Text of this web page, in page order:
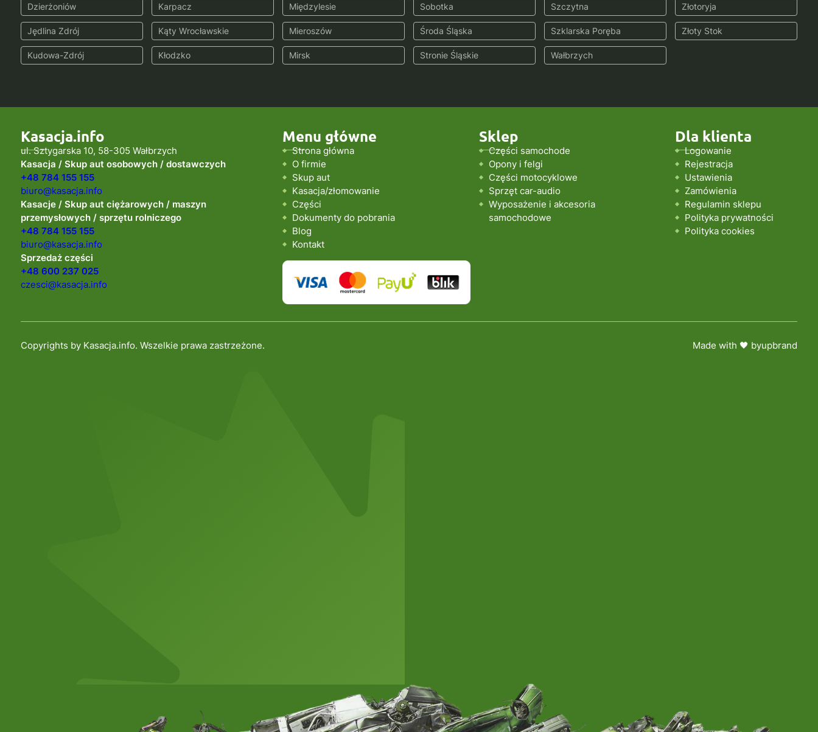
Dzierżoniów
Jędlina Zdrój
Kudowa-Zdrój
Karpacz
Kąty Wrocławskie
Kłodzko
Międzylesie
Mieroszów
Mirsk
Sobotka
Środa Śląska
Stronie Śląskie
Szczytna
Szklarska Poręba
Wałbrzych
Złotoryja
Złoty Stok
Kasacja.info
ul. Sztygarska 10, 58-305 Wałbrzych
Kasacja / Skup aut osobowych / dostawczych
+48 784 155 155
biuro@kasacja.info
Kasacje / Skup aut ciężarowych / maszyn
przemysłowych / sprzętu rolniczego
+48 784 155 155
biuro@kasacja.info
Sprzedaż części
+48 600 237 025
czesci@kasacja.info
Menu główne
Strona główna
O firmie
Skup aut
Kasacja/złomowanie
Części
Dokumenty do pobrania
Blog
Kontakt
Sklep
Części samochode
Opony i felgi
Części motocyklowe
Sprzęt car-audio
Wyposażenie i akcesoria
samochodowe
Dla klienta
Logowanie
Rejestracja
Ustawienia
Zamówienia
Regulamin sklepu
Polityka prywatności
Polityka cookies
Copyrights by Kasacja.info. Wszelkie prawa zastrzeżone. Made with 🖤 byupbrand